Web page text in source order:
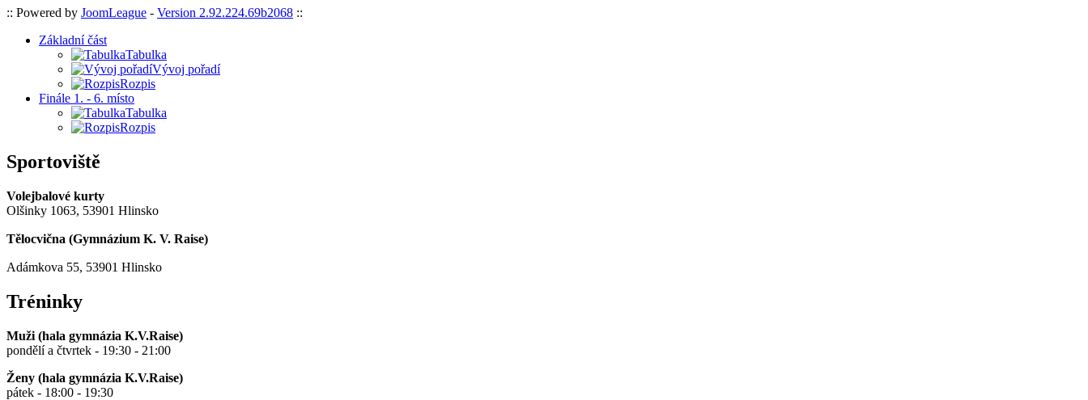
:: Powered by JoomLeague - Version 2.92.224.69b2068 ::
Základní část
Tabulka
Vývoj pořadí
Rozpis
Finále 1. - 6. místo
Tabulka
Rozpis
Sportoviště
Volejbalové kurty
Olšinky 1063, 53901 Hlinsko
Tělocvična (Gymnázium K. V. Raise)
Adámkova 55, 53901 Hlinsko
Tréninky
Muži (hala gymnázia K.V.Raise)
pondělí a čtvrtek - 19:30 - 21:00
Ženy (hala gymnázia K.V.Raise)
pátek - 18:00 - 19:30